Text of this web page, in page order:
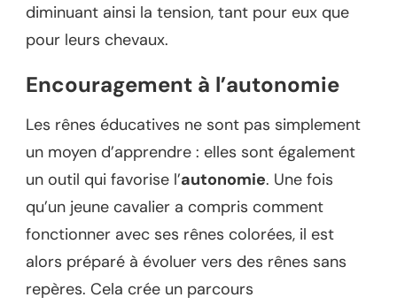
diminuant ainsi la tension, tant pour eux que
pour leurs chevaux.
Encouragement à l’autonomie
Les rênes éducatives ne sont pas simplement
un moyen d’apprendre : elles sont également
un outil qui favorise l’autonomie. Une fois
qu’un jeune cavalier a compris comment
fonctionner avec ses rênes colorées, il est
alors préparé à évoluer vers des rênes sans
repères. Cela crée un parcours